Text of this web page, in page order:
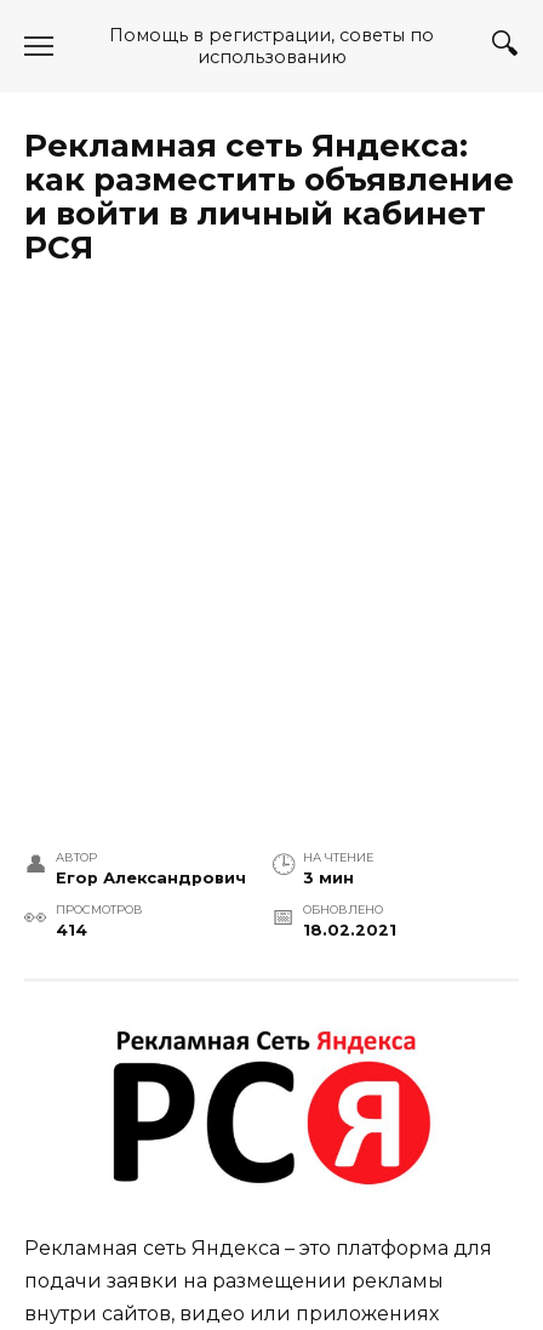
Помощь в регистрации, советы по
использованию
Рекламная сеть Яндекса:
как разместить объявление
и войти в личный кабинет
РСЯ
АВТОР
Егор Александрович
НА ЧТЕНИЕ
3 мин
ПРОСМОТРОВ
414
ОБНОВЛЕНО
18.02.2021
Рекламная сеть Яндекса – это платформа для
подачи заявки на размещении рекламы
внутри сайтов, видео или приложениях